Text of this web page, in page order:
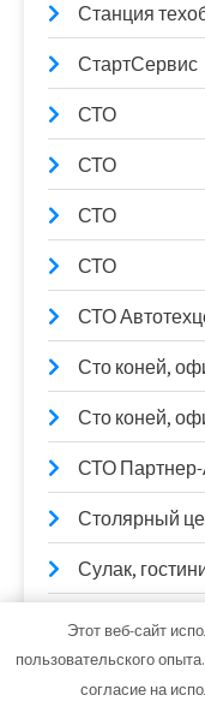
Станция
СтартСервис
СТО
СТО
СТО
СТО
СТО
Сто коней,
Сто коней,
СТО
Столярный
Сулак,
Сывлах, Баня
Сывлах,
Этот веб-сайт
пользовательского
согласие на